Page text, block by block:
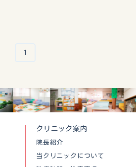
1
クリニック案内
院長紹介
当クリニックについて